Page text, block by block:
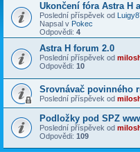
Ukončení fóra Astra H
Poslední příspěvek od
Napsal v Pokec
Odpovědi: 4
Astra H forum 2.0
Poslední příspěvek od
Odpovědi: 10
Srovnávač povinného
Poslední příspěvek od
Podložky pod SPZ
Poslední příspěvek od
Odpovědi: 109